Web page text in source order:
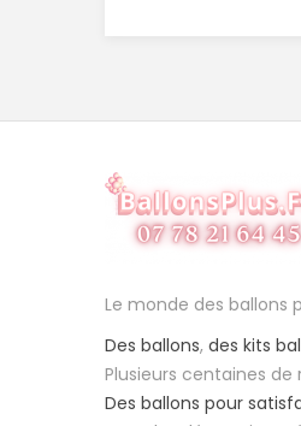
Le monde des ballons
Des ballons, des kits
Plusieurs centaines de
Des ballons pour